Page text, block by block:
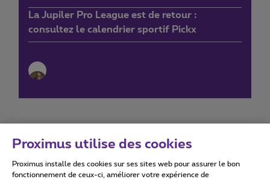
La Jupiler Pro League est de retour :
consultez le calendrier sportif Pickx
Conditions d'utilisation Accessibility statement
Proximus utilise des cookies
Proximus installe des cookies sur ses sites web pour assurer le bon
fonctionnement de ceux-ci, améliorer votre expérience de